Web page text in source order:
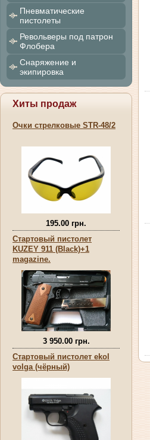
Пневматические
пистолеты
Револьверы под патрон
Флобера
Снаряжение и
экипировка
Хиты продаж
Очки стрелковые STR-48/2
195.00 грн.
Стартовый пистолет
KUZEY 911 (Black)+1
magazine.
3 950.00 грн.
Стартовый пистолет ekol
volga (чёрный)